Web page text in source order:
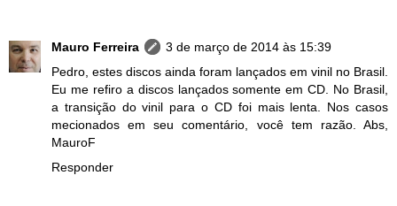
Mauro Ferreira
3 de março de 2014 às 15:39
Pedro, estes discos ainda foram lançados em vinil no Brasil.
Eu me refiro a discos lançados somente em CD. No Brasil,
a transição do vinil para o CD foi mais lenta. Nos casos
mecionados em seu comentário, você tem razão. Abs,
MauroF
Responder